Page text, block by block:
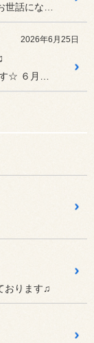
☆今週は連休をいただきます☆ お世話になっております♫
2026年6月25日
☆6月末は臨時連休をいただきます☆ ６月のお休み
おります♫